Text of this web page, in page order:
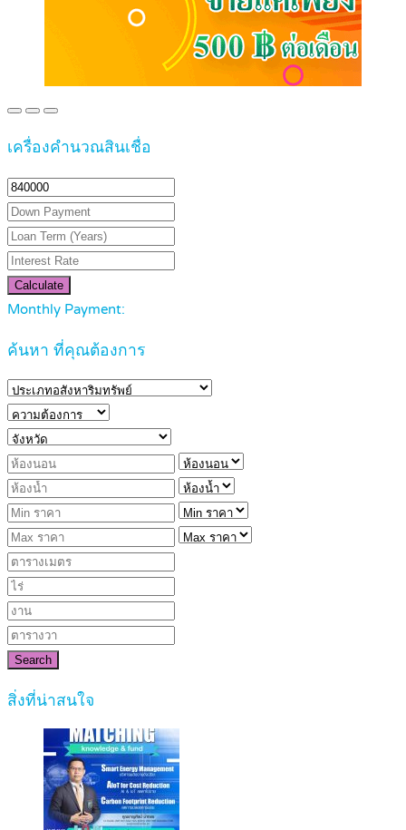
เครื่องคำนวณสินเชื่อ
Calculate
Monthly Payment:
ค้นหา ที่คุณต้องการ
Search
สิ่งที่น่าสนใจ